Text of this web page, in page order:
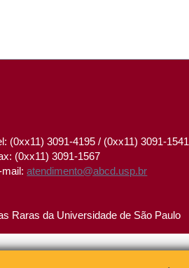
(0xx11) 3091-4195 / (0xx11) 3091-1541
(0xx11) 3091-1567
mail:atendimento@abcd.usp.br
Raras da Universidade de São Paulo